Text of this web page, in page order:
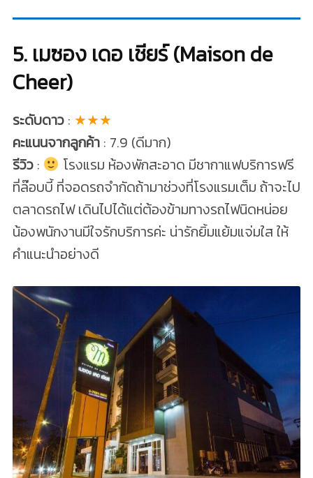
5. เมซอง เดอ เชียร์ (Maison de
Cheer)
ระดับดาว: ★★★
คะแนนจากลูกค้า: 7.9 (ดีมาก)
รีวิว:
โรงแรม ห้องพักสะอาด มีชากาแฟบริการฟรี
ที่ล๊อบบี้ ที่จอดรถจำกัดถ้ามาช่วงที่โรงแรมเต็ม ถ้าจะไป
ตลาดรถไฟ เดินไปได้แต่ต้องข้ามทางรถไฟนิดหน่อย
น้องพนักงานมีใจรักบริการค่ะ น่ารักยิ้มแย้มแจ่มใส ให้
คำแนะนำอย่างดี